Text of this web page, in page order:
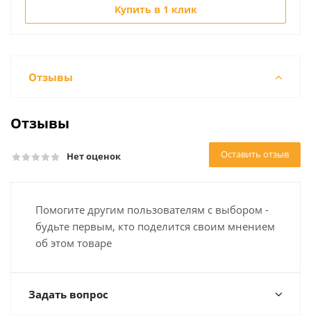
Купить в 1 клик
Отзывы
Отзывы
Нет оценок Оставить отзыв
Помогите другим пользователям с выбором -
будьте первым, кто поделится своим мнением
об этом товаре
Задать вопрос